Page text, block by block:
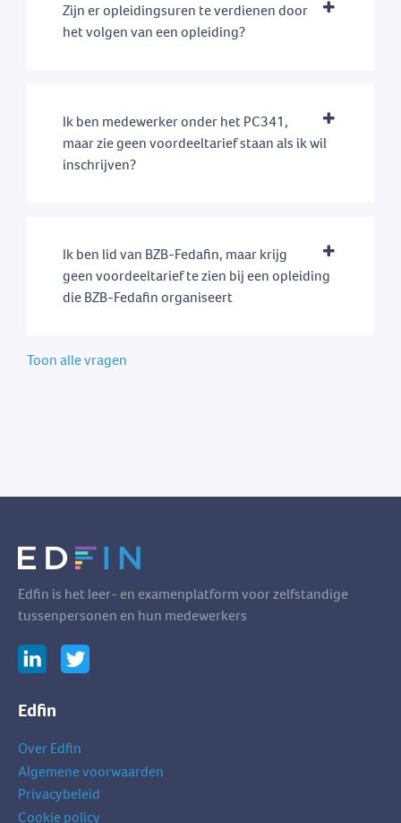
Zijn er opleidingsuren te verdienen door
het volgen van een opleiding?
Ik ben medewerker onder het PC341,
maar zie geen voordeeltarief staan als ik wil
inschrijven?
Ik ben lid van BZB-Fedafin, maar krijg
geen voordeeltarief te zien bij een opleiding
die BZB-Fedafin organiseert
Toon alle vragen
Edfin is het leer- en examenplatform voor zelfstandige
tussenpersonen en hun medewerkers
Edfin
Over Edfin
Algemene voorwaarden
Privacybeleid
Cookie policy